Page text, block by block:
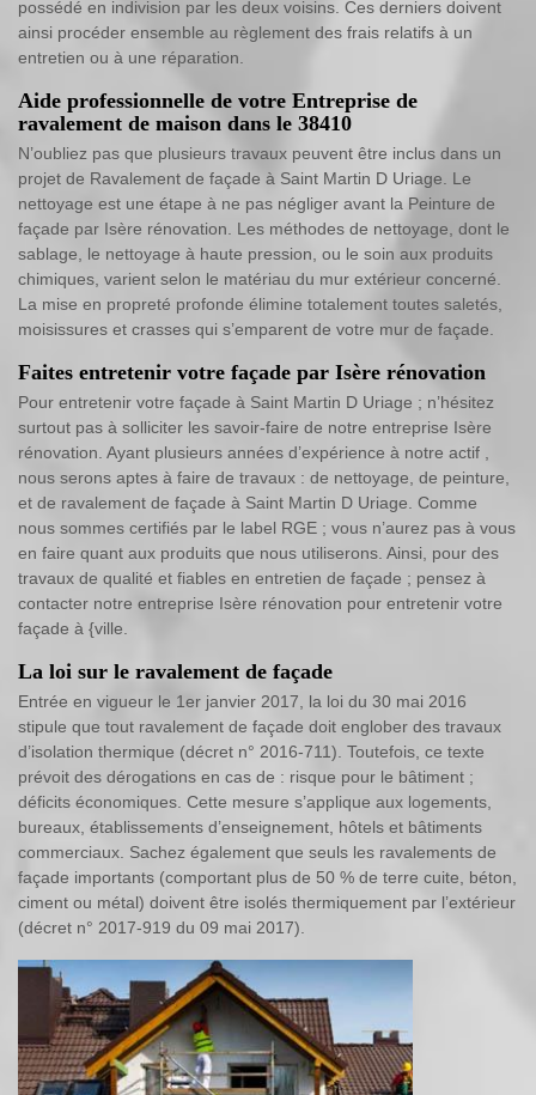
possédé en indivision par les deux voisins. Ces derniers doivent
ainsi procéder ensemble au règlement des frais relatifs à un
entretien ou à une réparation.
Aide professionnelle de votre Entreprise de
ravalement de maison dans le 38410
N’oubliez pas que plusieurs travaux peuvent être inclus dans un
projet de Ravalement de façade à Saint Martin D Uriage. Le
nettoyage est une étape à ne pas négliger avant la Peinture de
façade par Isère rénovation. Les méthodes de nettoyage, dont le
sablage, le nettoyage à haute pression, ou le soin aux produits
chimiques, varient selon le matériau du mur extérieur concerné.
La mise en propreté profonde élimine totalement toutes saletés,
moisissures et crasses qui s’emparent de votre mur de façade.
Faites entretenir votre façade par Isère rénovation
Pour entretenir votre façade à Saint Martin D Uriage ; n’hésitez
surtout pas à solliciter les savoir-faire de notre entreprise Isère
rénovation. Ayant plusieurs années d’expérience à notre actif ,
nous serons aptes à faire de travaux : de nettoyage, de peinture,
et de ravalement de façade à Saint Martin D Uriage. Comme
nous sommes certifiés par le label RGE ; vous n’aurez pas à vous
en faire quant aux produits que nous utiliserons. Ainsi, pour des
travaux de qualité et fiables en entretien de façade ; pensez à
contacter notre entreprise Isère rénovation pour entretenir votre
façade à {ville.
La loi sur le ravalement de façade
Entrée en vigueur le 1er janvier 2017, la loi du 30 mai 2016
stipule que tout ravalement de façade doit englober des travaux
d’isolation thermique (décret n° 2016-711). Toutefois, ce texte
prévoit des dérogations en cas de : risque pour le bâtiment ;
déficits économiques. Cette mesure s’applique aux logements,
bureaux, établissements d’enseignement, hôtels et bâtiments
commerciaux. Sachez également que seuls les ravalements de
façade importants (comportant plus de 50 % de terre cuite, béton,
ciment ou métal) doivent être isolés thermiquement par l’extérieur
(décret n° 2017-919 du 09 mai 2017).